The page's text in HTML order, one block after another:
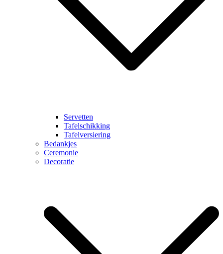
Servetten
Tafelschikking
Tafelversiering
Bedankjes
Ceremonie
Decoratie